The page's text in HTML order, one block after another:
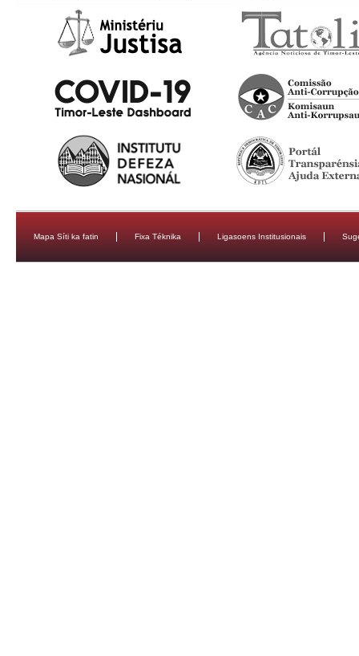
Mapa Síti ka fatin Fixa Téknika Ligasoens Institusionais